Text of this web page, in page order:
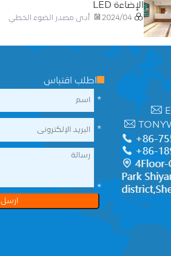
الإضاءة LED
2024/04 أدى مصدر الضوء الخطي
اطلب اقتباس
*
*
*
ارسل